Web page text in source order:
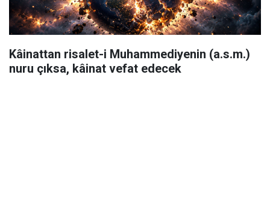
Kâinattan risalet-i Muhammediyenin (a.s.m.)
nuru çıksa, kâinat vefat edecek